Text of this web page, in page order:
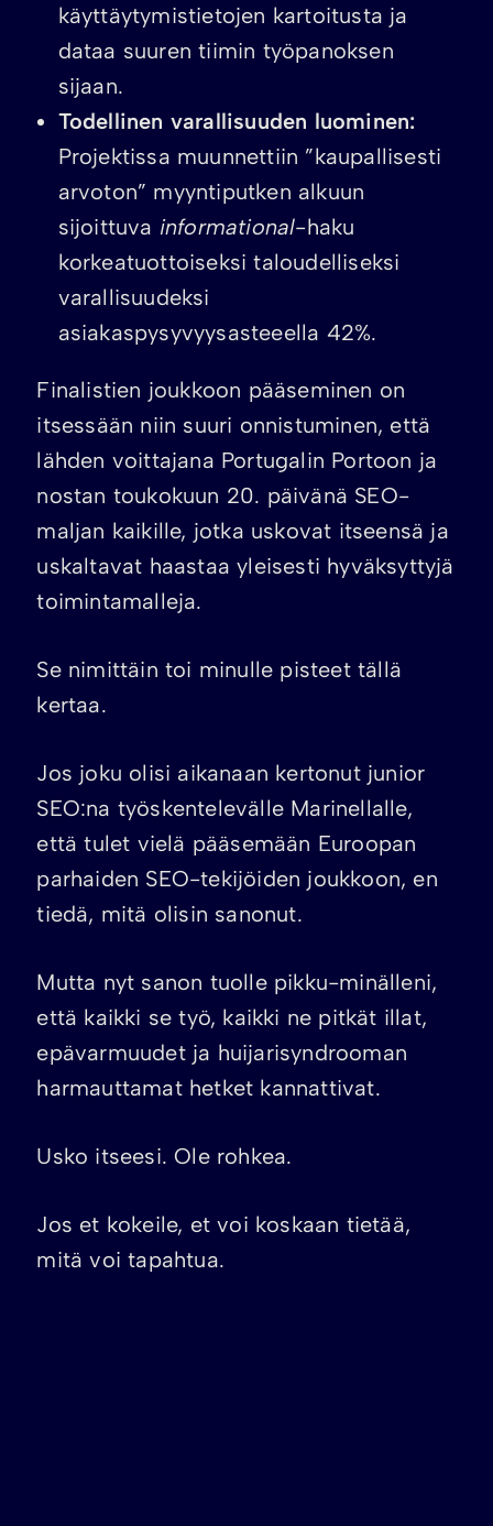
käyttäytymistietojen kartoitusta ja
dataa suuren tiimin työpanoksen
sijaan.
Todellinen varallisuuden luominen:
Projektissa muunnettiin ”kaupallisesti
arvoton” myyntiputken alkuun
sijoittuva informational-haku
korkeatuottoiseksi taloudelliseksi
varallisuudeksi
asiakaspysyvyysasteeella 42%.
Finalistien joukkoon pääseminen on
itsessään niin suuri onnistuminen, että
lähden voittajana Portugalin Portoon ja
nostan toukokuun 20. päivänä SEO-
maljan kaikille, jotka uskovat itseensä ja
uskaltavat haastaa yleisesti hyväksyttyjä
toimintamalleja.
Se nimittäin toi minulle pisteet tällä
kertaa.
Jos joku olisi aikanaan kertonut junior
SEO:na työskentelevälle Marinellalle,
että tulet vielä pääsemään Euroopan
parhaiden SEO-tekijöiden joukkoon, en
tiedä, mitä olisin sanonut.
Mutta nyt sanon tuolle pikku-minälleni,
että kaikki se työ, kaikki ne pitkät illat,
epävarmuudet ja huijarisyndrooman
harmauttamat hetket kannattivat.
Usko itseesi. Ole rohkea.
Jos et kokeile, et voi koskaan tietää,
mitä voi tapahtua.